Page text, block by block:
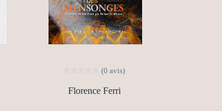
(0 avis)
Florence Ferri